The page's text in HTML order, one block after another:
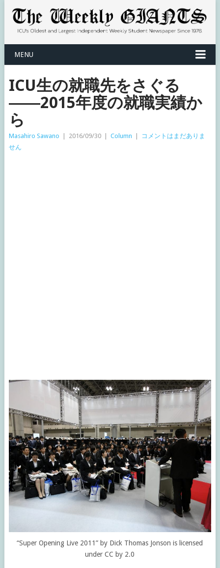
MENU
ICU生の就職先をさぐる
――2015年度の就職実績か
ら
Masahiro Sawano 2016/09/30 Column
コメントはまだありま
せん
“Super Opening Live 2011” by Dick Thomas Jonson is licensed
under CC by 2.0